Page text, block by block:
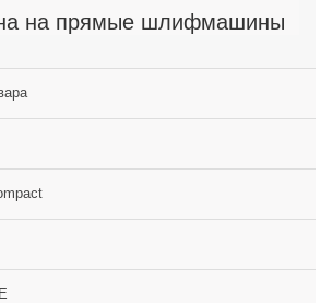
на прямые шлифмашины